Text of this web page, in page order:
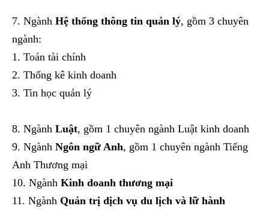
Ngành Hệ thống thông tin quản lý, gồm 3 chuyên
ngành:
Toán tài chính
Thống kê kinh doanh
Tin học quản lý
Ngành Luật, gồm 1 chuyên ngành Luật kinh doanh
Ngành Ngôn ngữ Anh, gồm 1 chuyên ngành Tiếng
Anh Thương mại
Ngành Kinh doanh thương mại
Ngành Quản trị dịch vụ du lịch và lữ hành